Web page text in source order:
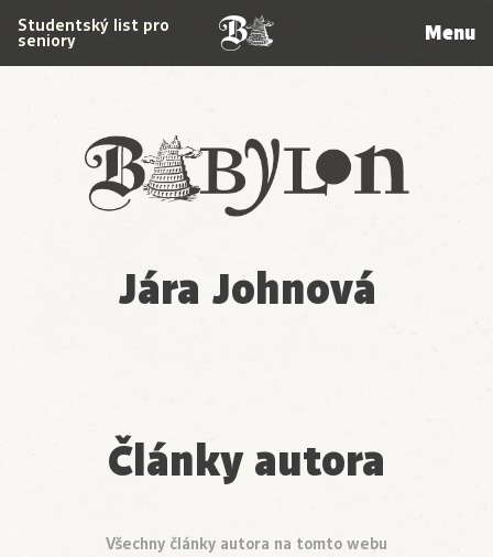
Babylon
Studentský list pro
seniory Menu
Jára Johnová
Články autora
Všechny články autora na tomto webu